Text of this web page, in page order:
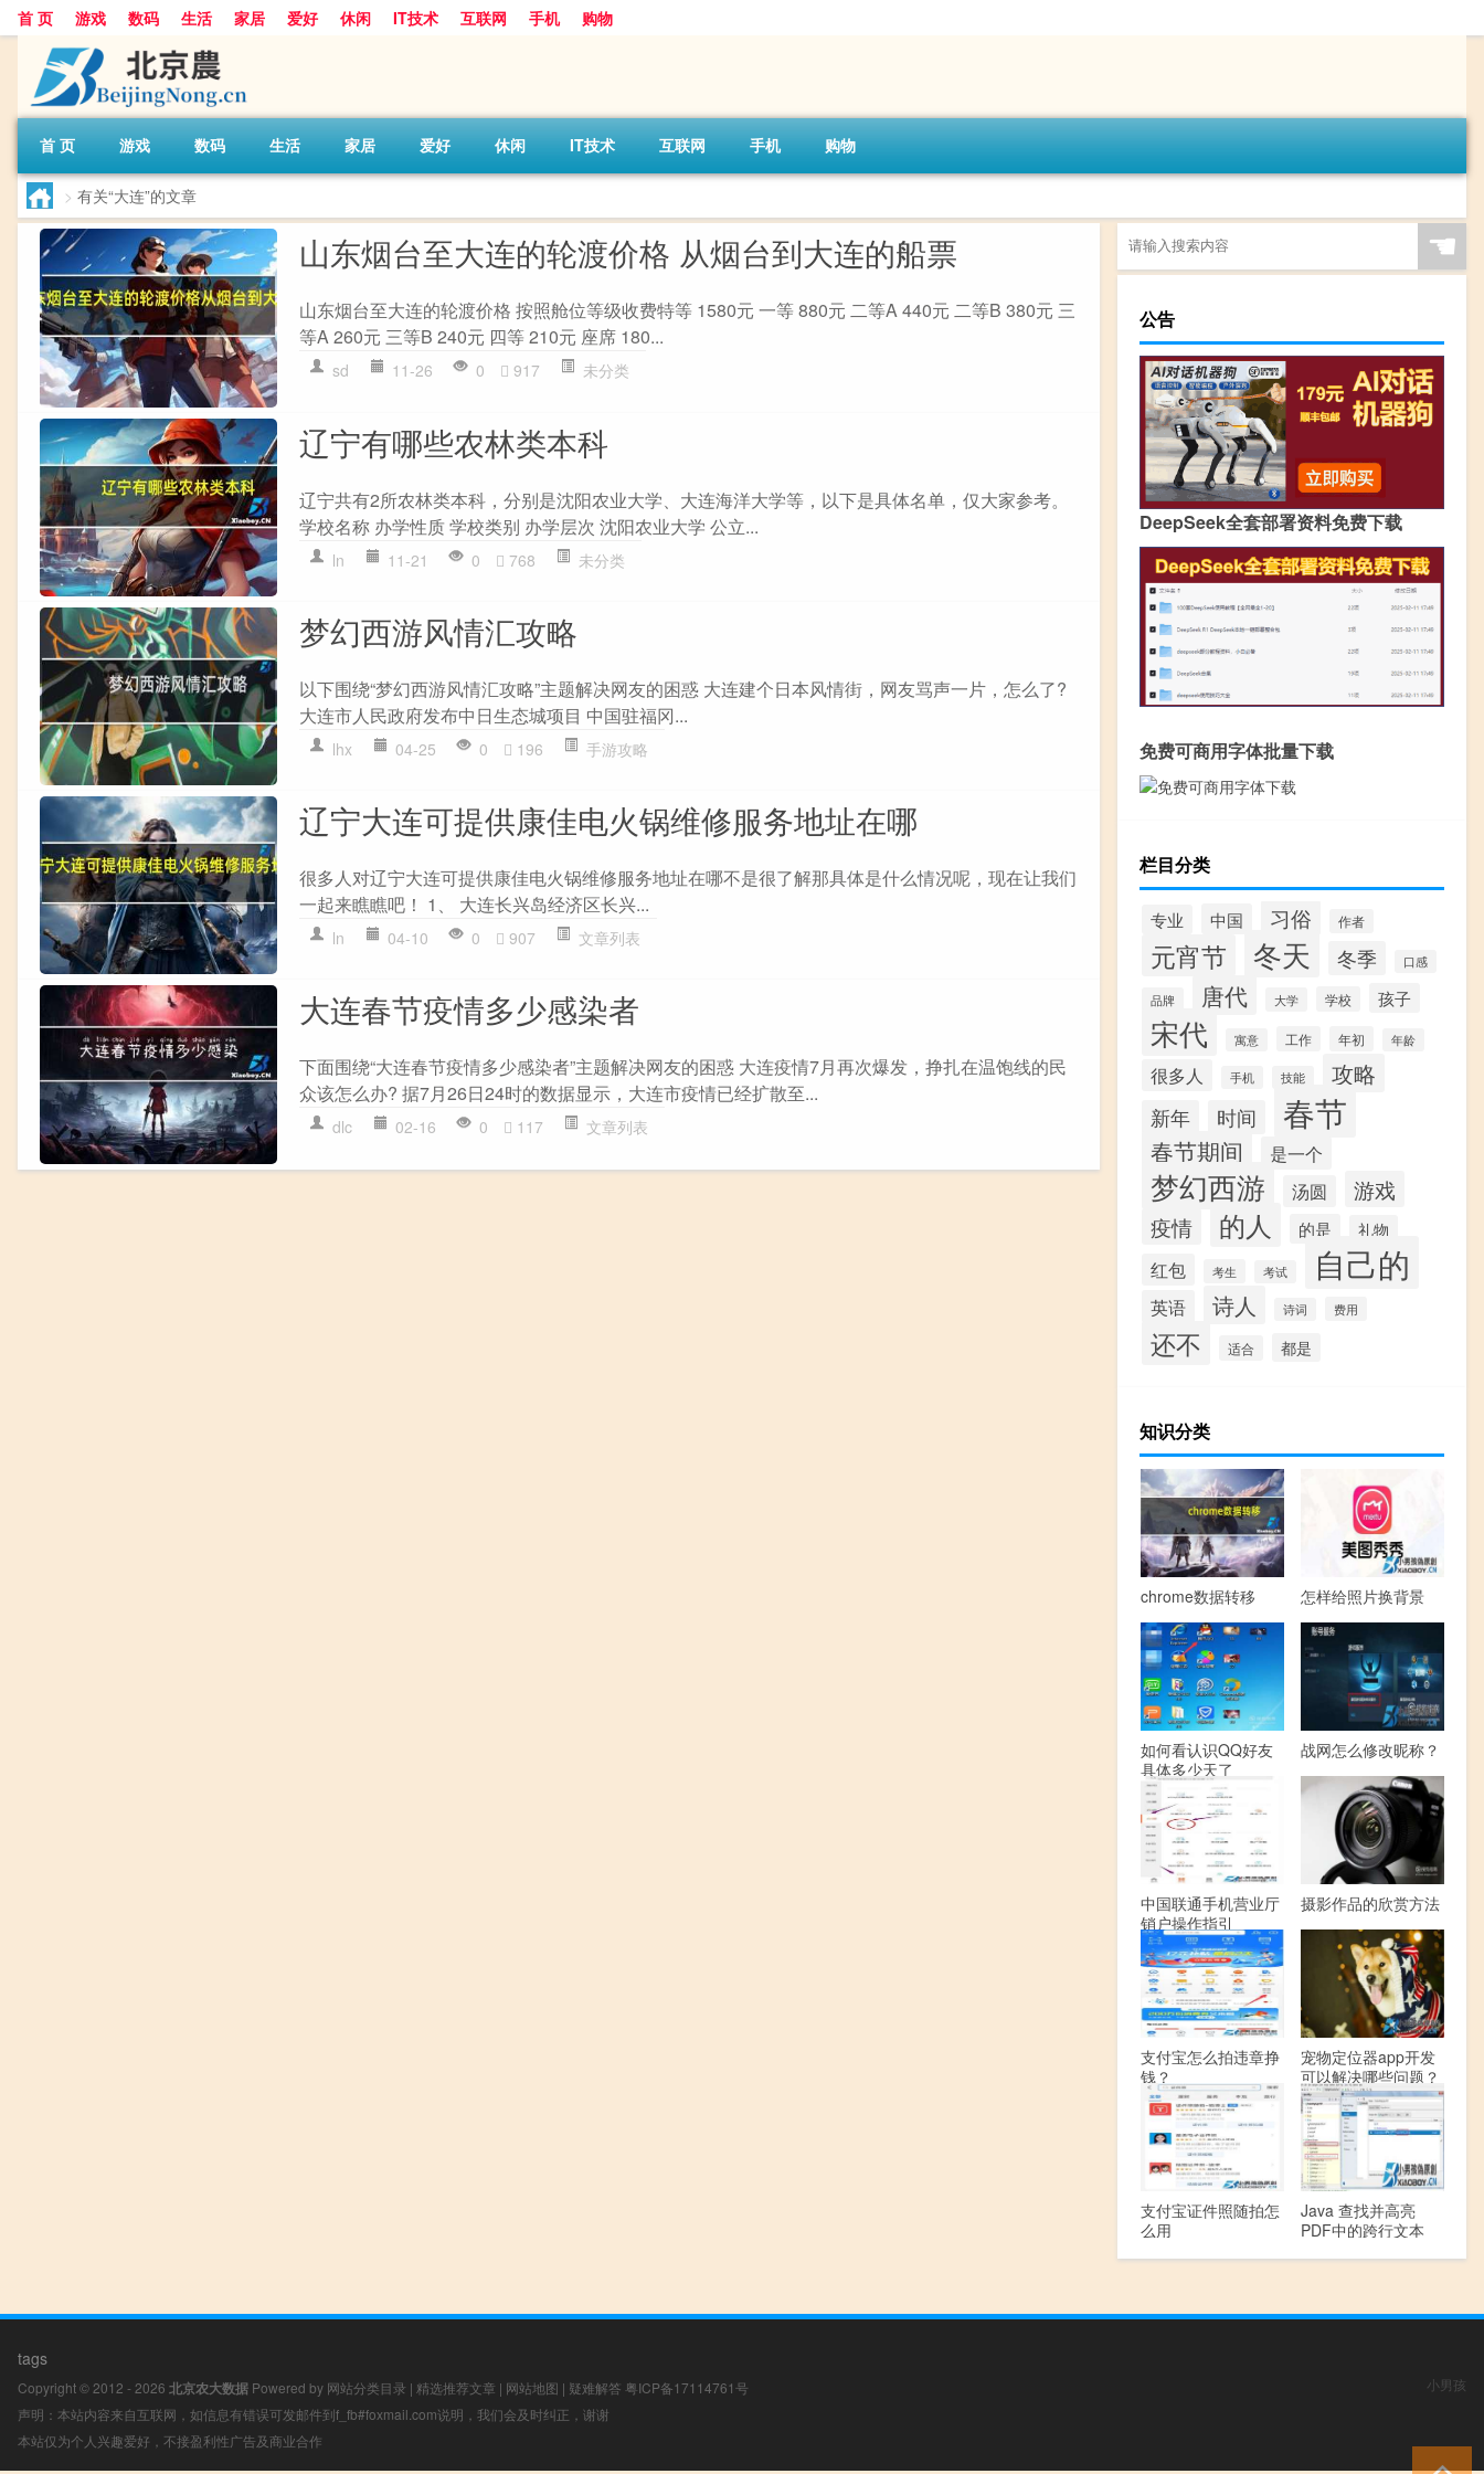
首 页 游戏 数码 生活 家居 爱好 休闲 IT技术 互联网 手机 购物
首 页 游戏 数码 生活 家居 爱好 休闲 IT技术 互联网 手机 购物
> 有关“大连”的文章
山东烟台至大连的轮渡价格 从烟台到大连的船票
山东烟台至大连的轮渡价格 按照舱位等级收费特等 1580元 一等 880元 二等A 440元 二等B 380元 三
等A 260元 三等B 240元 四等 210元 座席 180...
sd 11-26 0 917 未分类
辽宁有哪些农林类本科
辽宁共有2所农林类本科，分别是沈阳农业大学、大连海洋大学等，以下是具体名单，仅大家参考。
学校名称 办学性质 学校类别 办学层次 沈阳农业大学 公立...
ln 11-21 0 768 未分类
梦幻西游风情汇攻略
以下围绕“梦幻西游风情汇攻略”主题解决网友的困惑 大连建个日本风情街，网友骂声一片，怎么了?
大连市人民政府发布中日生态城项目 中国驻福冈...
lhx 04-25 0 196 手游攻略
辽宁大连可提供康佳电火锅维修服务地址在哪
很多人对辽宁大连可提供康佳电火锅维修服务地址在哪不是很了解那具体是什么情况呢，现在让我们
一起来瞧瞧吧！ 1、 大连长兴岛经济区长兴...
ln 04-10 0 907 文章列表
大连春节疫情多少感染者
下面围绕“大连春节疫情多少感染者”主题解决网友的困惑 大连疫情7月再次爆发，挣扎在温饱线的民
众该怎么办? 据7月26日24时的数据显示，大连市疫情已经扩散至...
dlc 02-16 0 117 文章列表
☚
公告
DeepSeek全套部署资料免费下载
免费可商用字体批量下载
栏目分类
专业 中国 习俗 作者
元宵节 冬天 冬季 口感
品牌 唐代 大学 学校 孩子
宋代 寓意 工作 年初 年龄
很多人 手机 技能 攻略
新年 时间 春节
春节期间 是一个
梦幻西游 汤圆
游戏
疫情
的人 的是 礼物
红包 考生 考试 自己的
英语 诗人 诗词 费用
还不 适合 都是
知识分类
chrome数据转移 怎样给照片换背景
如何看认识QQ好友
具体多少天了
战网怎么修改昵称？
中国联通手机营业厅
销户操作指引
摄影作品的欣赏方法
支付宝怎么拍违章挣
钱？
宠物定位器app开发
可以解决哪些问题？
支付宝证件照随拍怎
么用
Java 查找并高亮
PDF中的跨行文本
tags
Copyright © 2012 - 2026 北京农大数据 Powered by 网站分类目录 | 精选推荐文章 | 网站地图 | 疑难解答 粤ICP备17114761号
声明：本站内容来自互联网，如信息有错误可发邮件到f_fb#foxmail.com说明，我们会及时纠正，谢谢
本站仅为个人兴趣爱好，不接盈利性广告及商业合作
小男孩